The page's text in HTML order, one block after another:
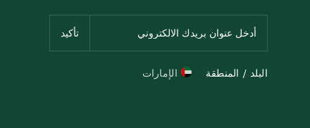
البلد / المنطقة الإمارات